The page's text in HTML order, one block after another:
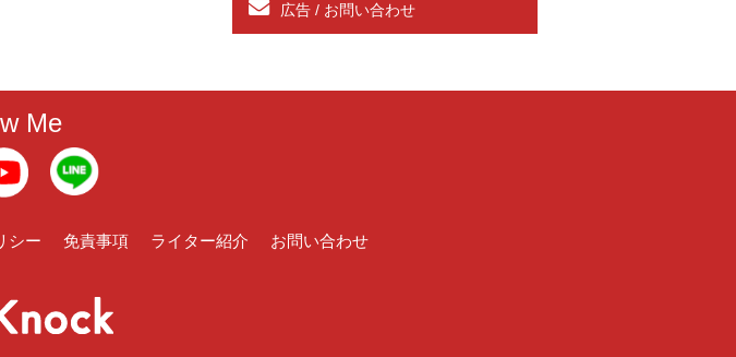
広告 / お問い合わせ
Me
シー 免責事項 ライター紹介 お問い合わせ